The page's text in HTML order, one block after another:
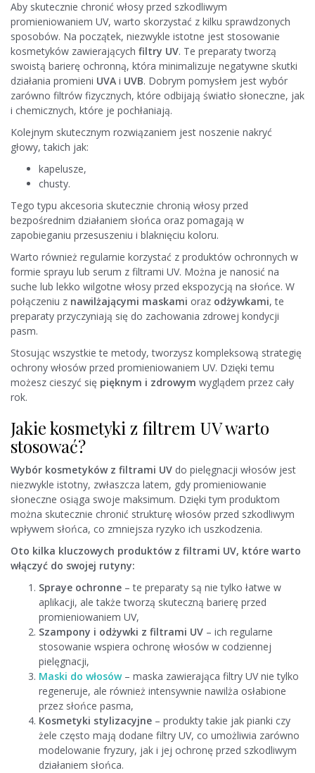
Aby skutecznie chronić włosy przed szkodliwym
promieniowaniem UV, warto skorzystać z kilku sprawdzonych
sposobów. Na początek, niezwykle istotne jest stosowanie
kosmetyków zawierających filtry UV. Te preparaty tworzą
swoistą barierę ochronną, która minimalizuje negatywne skutki
działania promieni UVA i UVB. Dobrym pomysłem jest wybór
zarówno filtrów fizycznych, które odbijają światło słoneczne, jak
i chemicznych, które je pochłaniają.
Kolejnym skutecznym rozwiązaniem jest noszenie nakryć
głowy, takich jak:
kapelusze,
chusty.
Tego typu akcesoria skutecznie chronią włosy przed
bezpośrednim działaniem słońca oraz pomagają w
zapobieganiu przesuszeniu i blaknięciu koloru.
Warto również regularnie korzystać z produktów ochronnych w
formie sprayu lub serum z filtrami UV. Można je nanosić na
suche lub lekko wilgotne włosy przed ekspozycją na słońce. W
połączeniu z nawilżającymi maskami oraz odżywkami, te
preparaty przyczyniają się do zachowania zdrowej kondycji
pasm.
Stosując wszystkie te metody, tworzysz kompleksową strategię
ochrony włosów przed promieniowaniem UV. Dzięki temu
możesz cieszyć się pięknym i zdrowym wyglądem przez cały
rok.
Jakie kosmetyki z filtrem UV warto
stosować?
Wybór kosmetyków z filtrami UV do pielęgnacji włosów jest
niezwykle istotny, zwłaszcza latem, gdy promieniowanie
słoneczne osiąga swoje maksimum. Dzięki tym produktom
można skutecznie chronić strukturę włosów przed szkodliwym
wpływem słońca, co zmniejsza ryzyko ich uszkodzenia.
Oto kilka kluczowych produktów z filtrami UV, które warto
włączyć do swojej rutyny:
Spraye ochronne – te preparaty są nie tylko łatwe w
aplikacji, ale także tworzą skuteczną barierę przed
promieniowaniem UV,
Szampony i odżywki z filtrami UV – ich regularne
stosowanie wspiera ochronę włosów w codziennej
pielęgnacji,
Maski do włosów– maska zawierająca filtry UV nie tylko
regeneruje, ale również intensywnie nawilża osłabione
przez słońce pasma,
Kosmetyki stylizacyjne – produkty takie jak pianki czy
żele często mają dodane filtry UV, co umożliwia zarówno
modelowanie fryzury, jak i jej ochronę przed szkodliwym
działaniem słońca.